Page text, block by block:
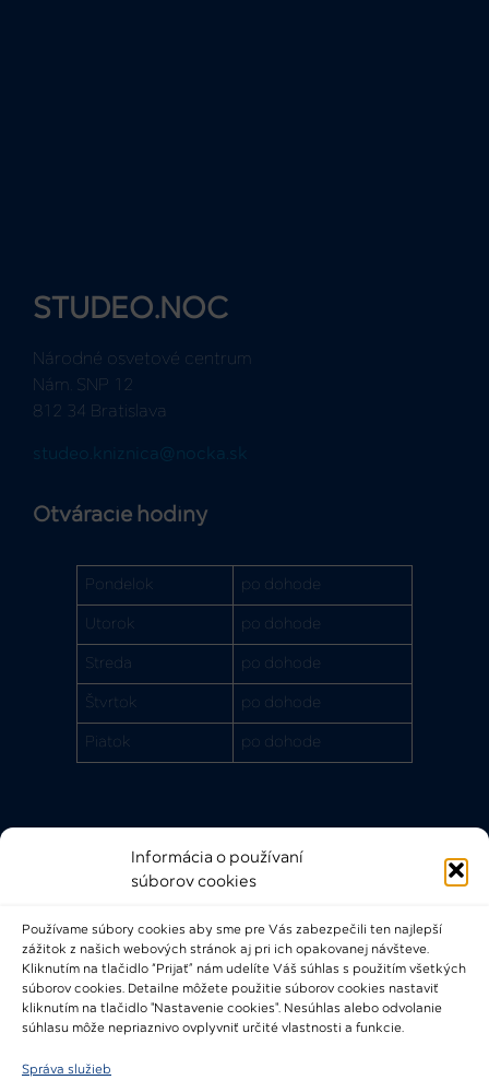
Informácia o používaní
súborov cookies
Používame súbory cookies aby sme pre Vás zabezpečili ten najlepší
zážitok z našich webových stránok aj pri ich opakovanej návšteve.
Kliknutím na tlačidlo “Prijať” nám udelíte Váš súhlas s použitím všetkých
súborov cookies. Detailne môžete použitie súborov cookies nastaviť
kliknutím na tlačidlo "Nastavenie cookies". Nesúhlas alebo odvolanie
súhlasu môže nepriaznivo ovplyvniť určité vlastnosti a funkcie.
Správa služieb
STUDEO.NOC
Národné osvetové centrum
Nám. SNP 12
812 34 Bratislava
studeo.kniznica@nocka.sk
Otváracie hodiny
Pondelok po dohode
Utorok po dohode
Streda po dohode
Štvrtok po dohode
Piatok po dohode
Rýchle odkazy
Bádateľský poriadok
Knižničný a výpožičný poriadok
Všeobecné podmienky